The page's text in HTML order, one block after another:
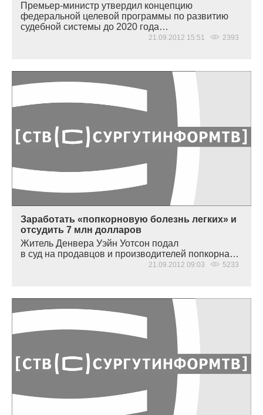
Премьер-министр утвердил концепцию
федеральной целевой программы по развитию
судебной системы до 2020 года…
21.09.2012 15:51 2393
Заработать «попкорновую болезнь легких» и
отсудить 7 млн долларов
Житель Денвера Уэйн Уотсон подал
в суд на продавцов и производителей попкорна…
21.09.2012 09:03 5233